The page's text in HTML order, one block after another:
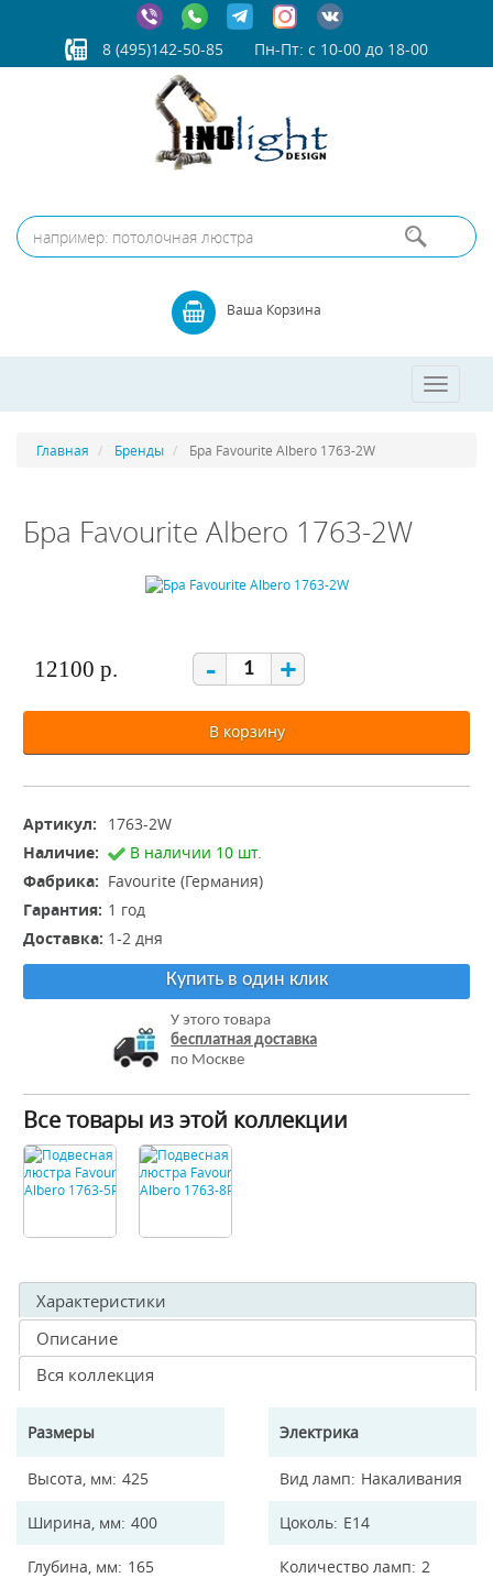
8 (495)142-50-85 Пн-Пт: с 10-00 до 18-00
Ваша Корзина
Toggle
Главная Бренды Бра Favourite Albero 1763-2W
Бра Favourite Albero 1763-2W
12100 р. - +
В корзину
Артикул:
1763-2W
Наличие:
В наличии 10 шт.
Фабрика: Favourite (Германия)
Гарантия: 1 год
Доставка: 1-2 дня
Купить в один клик
У этого товара
бесплатная доставка
по Москве
Все товары из этой коллекции
Характеристики
Описание
Вся коллекция
Размеры
Высота, мм 425
Ширина, мм 400
Глубина, мм 165
Электрика
Вид ламп Накаливания
Цоколь E14
Количество ламп 2